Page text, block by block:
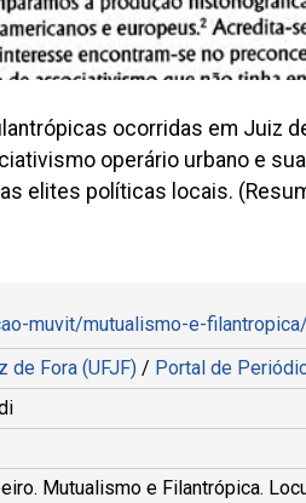
ocorridas em Juiz
operário urbano e
elites políticas locais.
muvit/mutualismo-e-filantropica/
de Fora (UFJF) / Portal de
Mutualismo e Filantrópica.